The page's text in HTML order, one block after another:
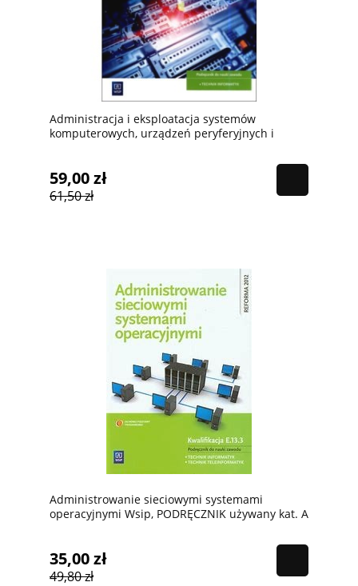
Administracja i eksploatacja systemów
komputerowych, urządzeń peryferyjnych i
59,00 zł
61,50 zł
Administrowanie sieciowymi systemami
operacyjnymi Wsip, PODRĘCZNIK używany kat. A
35,00 zł
49,80 zł